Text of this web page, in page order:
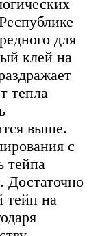
для
клей на
тепла
выше.
с
тейпа
Достаточно
тейп на